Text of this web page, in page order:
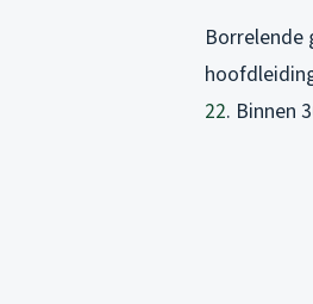
Borrelende
22. Binnen